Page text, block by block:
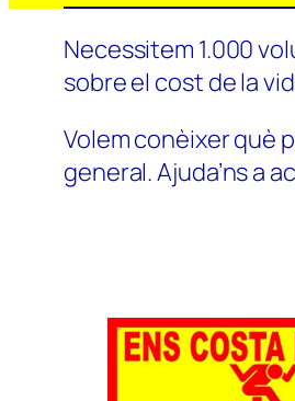
Necessitem 1.000
sobre el cost de la
Volem conèixer què
general. Ajuda’ns a